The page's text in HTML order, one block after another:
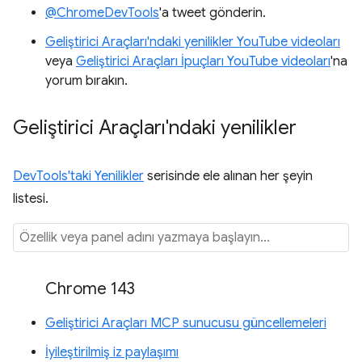
@ChromeDevTools'a tweet gönderin.
Geliştirici Araçları'ndaki yenilikler YouTube videoları
veya Geliştirici Araçları İpuçları YouTube videoları'na
yorum bırakın.
Geliştirici Araçları'ndaki yenilikler
DevTools'taki Yenilikler serisinde ele alınan her şeyin
listesi.
Chrome 143
Geliştirici Araçları MCP sunucusu güncellemeleri
İyileştirilmiş iz paylaşımı